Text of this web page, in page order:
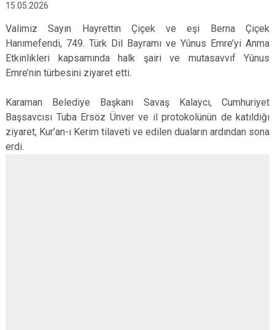
15.05.2026
Valimiz Sayın Hayrettin Çiçek ve eşi Berna Çiçek
Hanımefendi, 749. Türk Dil Bayramı ve Yûnus Emre’yi Anma
Etkinlikleri kapsamında halk şairi ve mutasavvıf Yûnus
Emre’nin türbesini ziyaret etti.
Karaman Belediye Başkanı Savaş Kalaycı, Cumhuriyet
Başsavcısı Tuba Ersöz Ünver ve il protokolünün de katıldığı
ziyaret, Kur’an-ı Kerim tilaveti ve edilen duaların ardından sona
erdi.